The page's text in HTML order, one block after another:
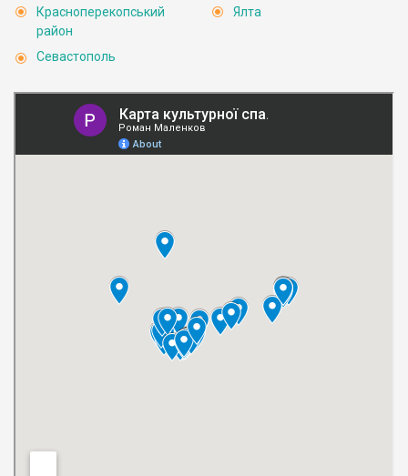
Красноперекопський
район
Севастополь
Ялта